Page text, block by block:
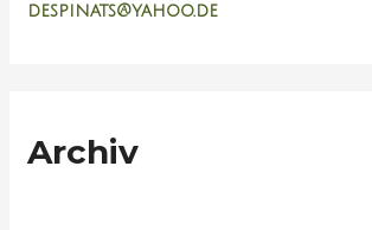
despinats@yahoo.de
Archiv